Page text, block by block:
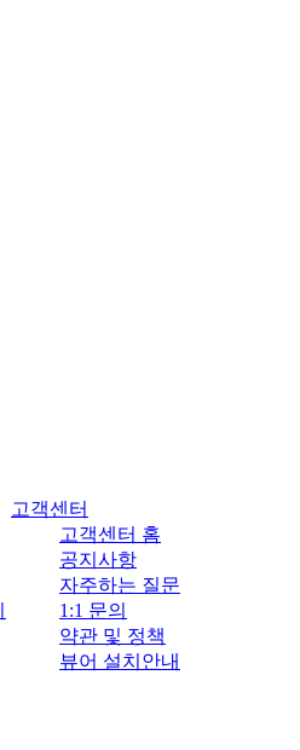
고객센터
고객센터 홈
공지사항
자주하는 질문
1:1 문의
약관 및 정책
뷰어 설치안내